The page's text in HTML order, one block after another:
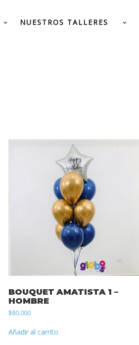
NUESTROS TALLERES
BOUQUET AMATISTA 1 –
HOMBRE
$80.000
Añadir al carrito